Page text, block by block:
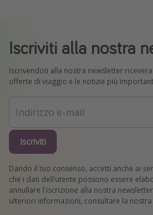
Iscriviti alla nostra
Iscrivendoti alla nostra newsletter
offerte di viaggio e le notizie più
Iscriviti
Dando il tuo consenso, accetti anche ai
che i dati dell’utente possono essere
annullare l'iscrizione alla nostra
ulteriori informazioni, consultare la nostra